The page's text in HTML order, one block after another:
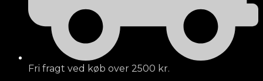
Fri fragt ved køb over 2500 kr.